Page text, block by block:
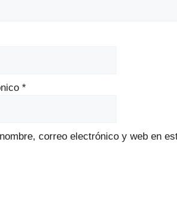
*
correo electrónico y web en